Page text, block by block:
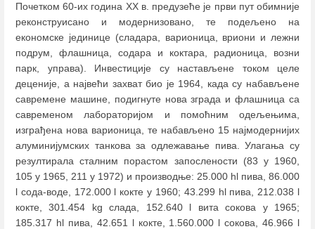
Почетком 60-их година XX в. предузеће је први пут обимније
реконструисано и модернизовано, те подељено на
економске јединице (сладара, варионица, вриони и лежни
подрум, флашница, содара и коктара, радионица, возни
парк, управа). Инвестиције су настављене током целе
деценије, а највећи захват био је 1964, када су набављене
савремене машине, подигнуте нова зграда и флашница са
савременом лабораторијом и помоћним одељењима,
изграђена нова варионица, те набављено 15 најмодернијих
алуминијумских танкова за одлежавање пива. Улагања су
резултирала сталним порастом запослености (83 у 1960,
105 у 1965, 211 у 1972) и производње: 25.000 hl пива, 86.000
l сода-воде, 172.000 l кокте у 1960; 43.299 hl пива, 212.038 l
кокте, 301.454 kg слада, 152.640 l вита сокова у 1965;
185.317 hl пива, 42.651 l кокте, 1.560.000 l сокова, 46.966 l